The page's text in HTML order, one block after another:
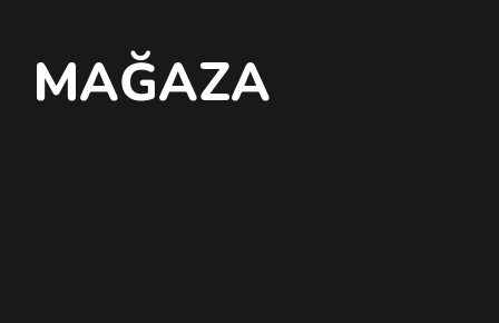
MAĞAZA